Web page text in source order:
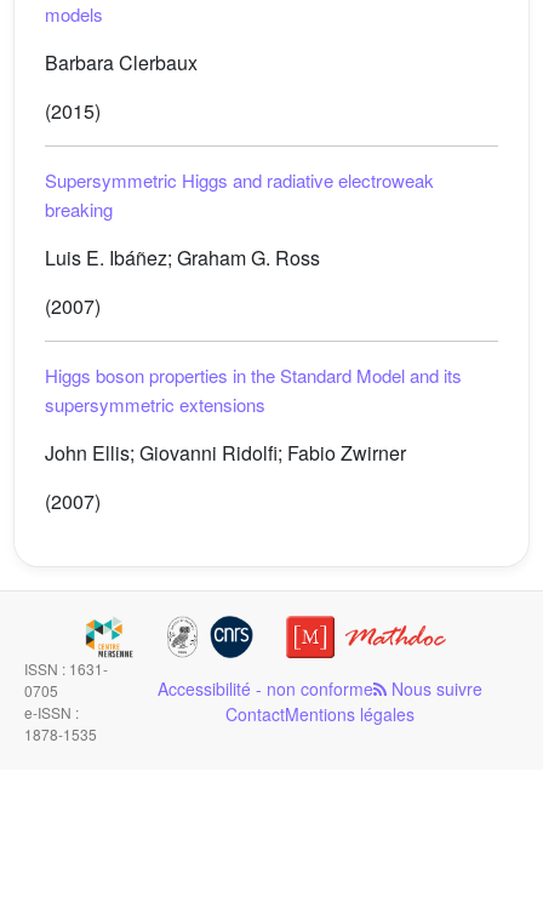
models
Barbara Clerbaux
(2015)
Supersymmetric Higgs and radiative electroweak
breaking
Luis E. Ibáñez; Graham G. Ross
(2007)
Higgs boson properties in the Standard Model and its
supersymmetric extensions
John Ellis; Giovanni Ridolfi; Fabio Zwirner
(2007)
ISSN : 1631-
0705
e-ISSN :
1878-1535
Accessibilité - non conforme Nous suivre
ContactMentions légales